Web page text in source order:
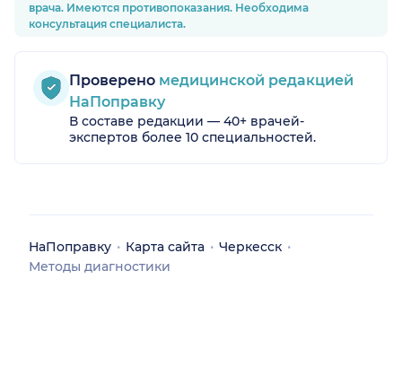
врача. Имеются противопоказания. Необходима
консультация специалиста.
Проверено медицинской редакцией
НаПоправку
В составе редакции — 40+ врачей-
экспертов более 10 специальностей.
НаПоправку Карта сайта
Черкесск
Методы диагностики